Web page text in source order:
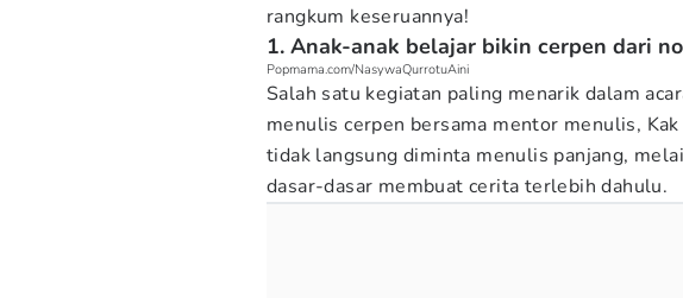
rangkum keseruannya!
1. Anak-anak belajar bikin cerpen dari
Popmama.com/NasywaQurrotuAini
Salah satu kegiatan paling menarik dalam
menulis cerpen bersama mentor menulis,
tidak langsung diminta menulis panjang,
dasar-dasar membuat cerita terlebih dahulu.